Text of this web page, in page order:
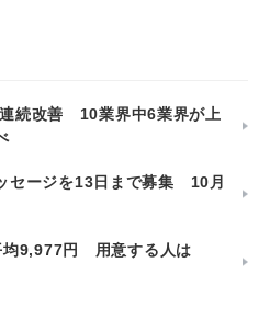
続改善 10業界中6業界が上
セージを13日まで募集 10月
均9,977円 用意する人は